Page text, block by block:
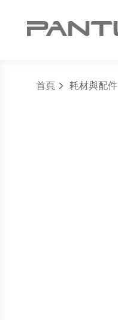
首頁 耗材與配件